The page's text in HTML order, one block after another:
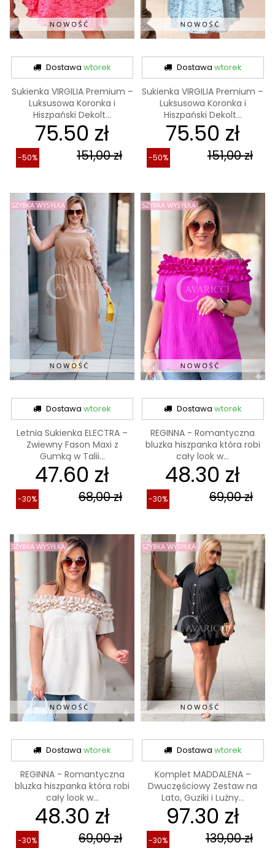
Dostawawtorek
Sukienka VIRGILIA Premium –
Luksusowa Koronka i
Hiszpański Dekolt...
75.50 zł
151,00 zł
-50%
Dostawa wtorek
Sukienka VIRGILIA Premium –
Luksusowa Koronka i
Hiszpański Dekolt...
75.50 zł
151,00 zł
-50%
Dostawawtorek
Letnia Sukienka ELECTRA –
Zwiewny Fason Maxi z
Gumką w Talii...
47.60 zł
68,00 zł
-30%
Dostawa wtorek
REGINNA - Romantyczna
bluzka hiszpanka która robi
cały look w...
48.30 zł
69,00 zł
-30%
Dostawawtorek
REGINNA - Romantyczna
bluzka hiszpanka która robi
cały look w...
48.30 zł
69,00 zł
-30%
Dostawa wtorek
Komplet MADDALENA –
Dwuczęściowy Zestaw na
Lato, Guziki i Luźny...
97.30 zł
139,00 zł
-30%